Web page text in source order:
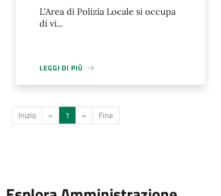
L'Area di Polizia Locale si occupa
di vi...
LEGGI DI PIÙ
Inizio « 1 » Fine